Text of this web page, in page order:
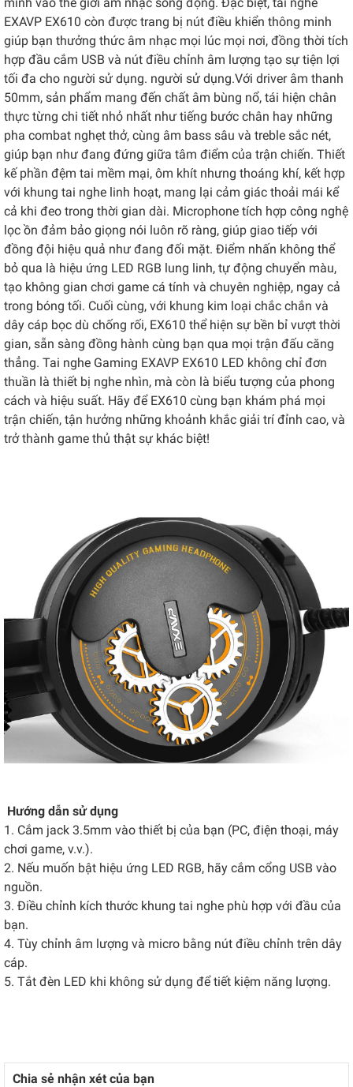
EXAVP EX610 còn được trang bị nút điều khiển thông minh
giúp bạn thưởng thức âm nhạc mọi lúc mọi nơi, đồng thời tích
hợp đầu cắm USB và nút điều chỉnh âm lượng tạo sự tiện lợi
tối đa cho người sử dụng. người sử dụng.Với driver âm thanh
50mm, sản phẩm mang đến chất âm bùng nổ, tái hiện chân
thực từng chi tiết nhỏ nhất như tiếng bước chân hay những
pha combat nghẹt thở, cùng âm bass sâu và treble sắc nét,
giúp bạn như đang đứng giữa tâm điểm của trận chiến. Thiết
kế phần đệm tai mềm mại, ôm khít nhưng thoáng khí, kết hợp
với khung tai nghe linh hoạt, mang lại cảm giác thoải mái kể
cả khi đeo trong thời gian dài. Microphone tích hợp công nghệ
lọc ồn đảm bảo giọng nói luôn rõ ràng, giúp giao tiếp với
đồng đội hiệu quả như đang đối mặt. Điểm nhấn không thể
bỏ qua là hiệu ứng LED RGB lung linh, tự động chuyển màu,
tạo không gian chơi game cá tính và chuyên nghiệp, ngay cả
trong bóng tối. Cuối cùng, với khung kim loại chắc chắn và
dây cáp bọc dù chống rối, EX610 thể hiện sự bền bỉ vượt thời
gian, sẵn sàng đồng hành cùng bạn qua mọi trận đấu căng
thẳng. Tai nghe Gaming EXAVP EX610 LED không chỉ đơn
thuần là thiết bị nghe nhìn, mà còn là biểu tượng của phong
cách và hiệu suất. Hãy để EX610 cùng bạn khám phá mọi
trận chiến, tận hưởng những khoảnh khắc giải trí đỉnh cao, và
trở thành game thủ thật sự khác biệt!
Hướng dẫn sử dụng
1. Cắm jack 3.5mm vào thiết bị của bạn (PC, điện thoại, máy
chơi game, v.v.).
2. Nếu muốn bật hiệu ứng LED RGB, hãy cắm cổng USB vào
nguồn.
3. Điều chỉnh kích thước khung tai nghe phù hợp với đầu của
bạn.
4. Tùy chỉnh âm lượng và micro bằng nút điều chỉnh trên dây
cáp.
5. Tắt đèn LED khi không sử dụng để tiết kiệm năng lượng.
Chia sẻ nhận xét của bạn